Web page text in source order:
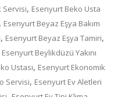
Servisi, Esenyurt Beko Usta
, Esenyurt Beyaz Eşya Bakım
, Esenyurt Beyaz Eşya Tamiri,
Esenyurt Beylikdüzü Yakını
Ustası, Esenyurt Ekonomik
Servisi, Esenyurt Ev Aletleri